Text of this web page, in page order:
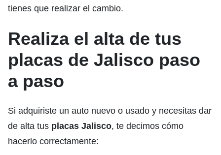
tienes que realizar el cambio.
Realiza el alta de tus
placas de Jalisco paso
a paso
Si adquiriste un auto nuevo o usado y necesitas dar
de alta tus placas Jalisco, te decimos cómo
hacerlo correctamente: